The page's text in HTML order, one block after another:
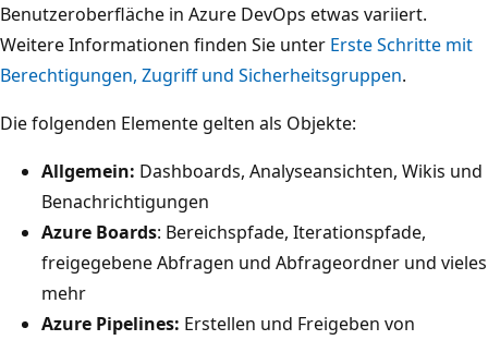
Benutzeroberfläche in Azure DevOps etwas variiert.
Weitere Informationen finden Sie unter Erste Schritte mit
Berechtigungen, Zugriff und Sicherheitsgruppen.
Die folgenden Elemente gelten als Objekte:
Allgemein: Dashboards, Analyseansichten, Wikis und
Benachrichtigungen
Azure Boards: Bereichspfade, Iterationspfade,
freigegebene Abfragen und Abfrageordner und vieles
mehr
Azure Pipelines: Erstellen und Freigeben von